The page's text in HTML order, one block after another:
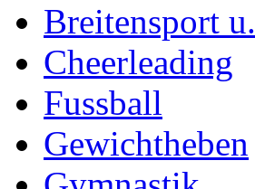
Breitensport
Cheerleading
Fussball
Gewichtheben